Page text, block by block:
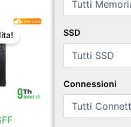
originale
prezzo
attuale
è:
€394,91.
SSD
Connessioni